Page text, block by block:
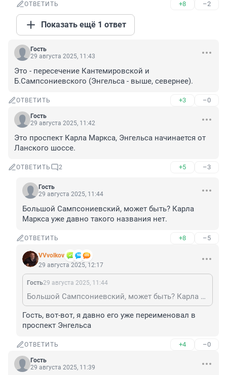
ОТВЕТИТЬ +8 –2
Показать ещё 1 ответ
Гость
29 августа 2025, 11:43
Это - пересечение Кантемировской и
Б.Сампсониевского (Энгельса - выше, севернее).
ОТВЕТИТЬ +3 –0
Гость
29 августа 2025, 11:42
Это проспект Карла Маркса, Энгельса начинается от
Ланского шоссе.
ОТВЕТИТЬ 2 +5 –3
Гость
29 августа 2025, 11:44
Большой Сампсониевский, может быть? Карла
Маркса уже давно такого названия нет.
ОТВЕТИТЬ +8 –5
VVvolkov
29 августа 2025, 12:17
Гость29 августа 2025, 11:44
Большой Сампсониевский, может быть? Карла Маркса уже давно такого названия нет.
Гость, вот-вот, я давно его уже переименовал в
проспект Энгельса
ОТВЕТИТЬ +4 –0
Гость
29 августа 2025, 11:39